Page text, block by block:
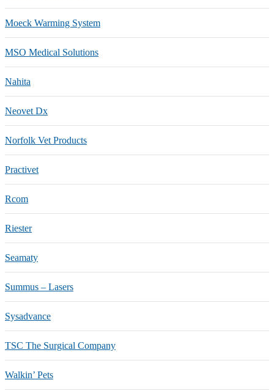
Moeck Warming System
MSO Medical Solutions
Nahita
Neovet Dx
Norfolk Vet Products
Practivet
Rcom
Riester
Seamaty
Summus – Lasers
Sysadvance
TSC The Surgical Company
Walkin’ Pets